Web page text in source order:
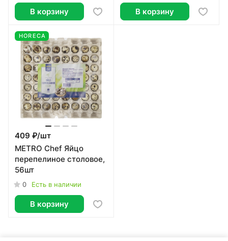
В корзину В корзину
HORECA
409 ₽/шт
METRO Chef Яйцо
перепелиное столовое,
56шт
0 Есть в наличии
В корзину